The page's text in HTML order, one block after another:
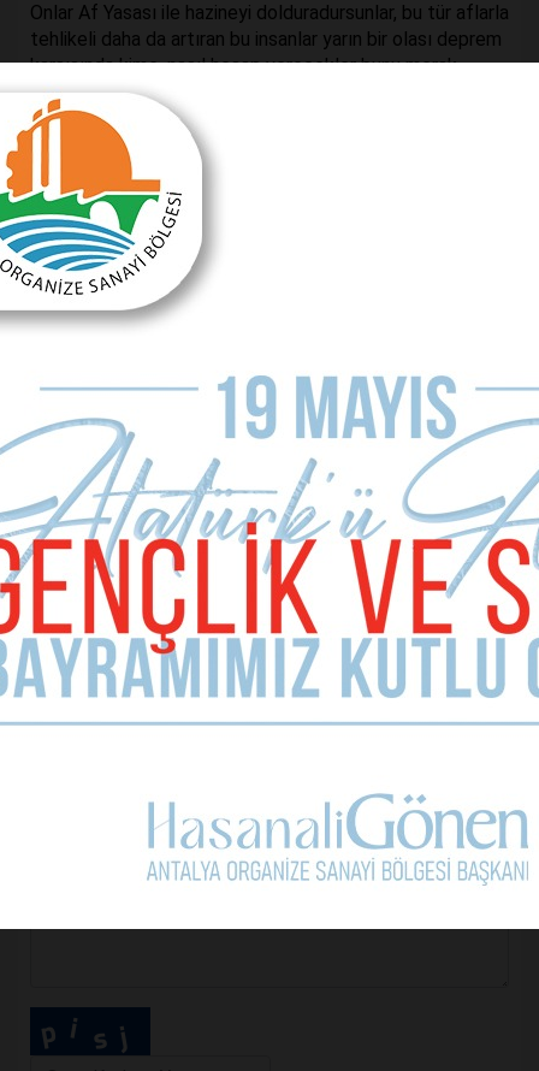
Onlar Af Yasası ile hazineyi dolduradursunlar, bu tür aflarla
tehlikeli daha da artıran bu insanlar yarın bir olası deprem
karşısında kime, nasıl hesap verecekler bunu merak
ederim...
Önceki Makale
AVM’ler kapansın mı?
MAKALE YORUMLARI
Sizde Yorum Ekleyin
İsim Soyad
E-mail Adresiniz (zorunlu değil)
Telefon (zorunlu değil)